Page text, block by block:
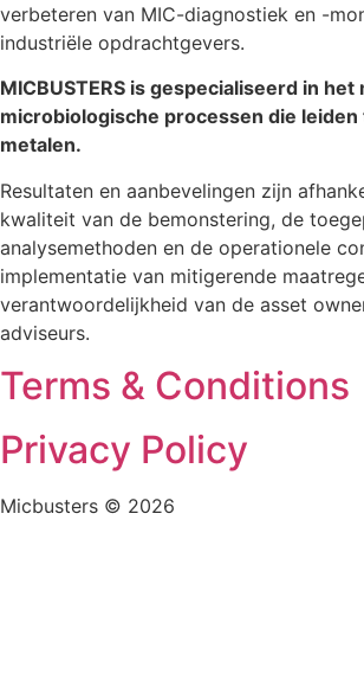
verbeteren van MIC-diagnostiek en -
industriële opdrachtgevers.
MICBUSTERS is gespecialiseerd in het
microbiologische processen die leiden
metalen.
Resultaten en aanbevelingen zijn
kwaliteit van de bemonstering, de
analysemethoden en de operationele
implementatie van mitigerende
verantwoordelijkheid van de asset
adviseurs.
Terms & Conditions
Privacy Policy
Micbusters © 2026